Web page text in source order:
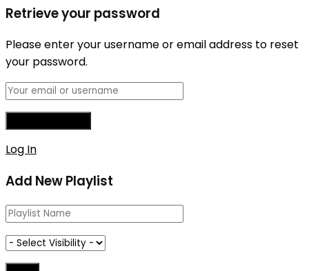
Retrieve your password
Please enter your username or email address to reset
your password.
Log In
Add New Playlist